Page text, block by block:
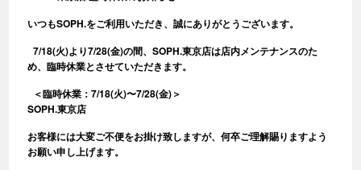
いつもSOPH.をご利用いただき、誠にありがとうございます。
7/18(火)より7/28(金)の間、SOPH.東京店は店内メンテナンスのた
め、臨時休業とさせていただきます。
＜臨時休業：7/18(火)〜7/28(金)＞
SOPH.東京店
お客様には大変ご不便をお掛け致しますが、何卒ご理解賜りますよう
お願い申し上げます。